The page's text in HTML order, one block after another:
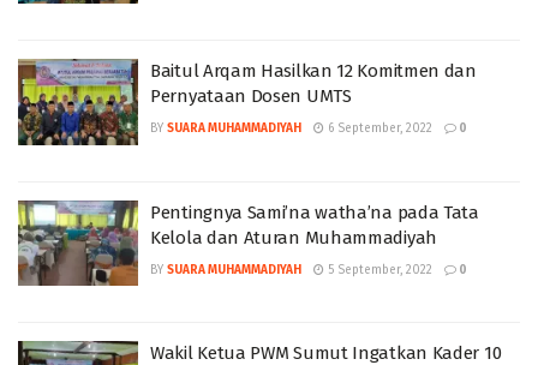
Baitul Arqam Hasilkan 12 Komitmen dan
Pernyataan Dosen UMTS
BY SUARA MUHAMMADIYAH 6 September, 2022 0
Pentingnya Sami’na watha’na pada Tata
Kelola dan Aturan Muhammadiyah
BY SUARA MUHAMMADIYAH 5 September, 2022 0
Wakil Ketua PWM Sumut Ingatkan Kader 10